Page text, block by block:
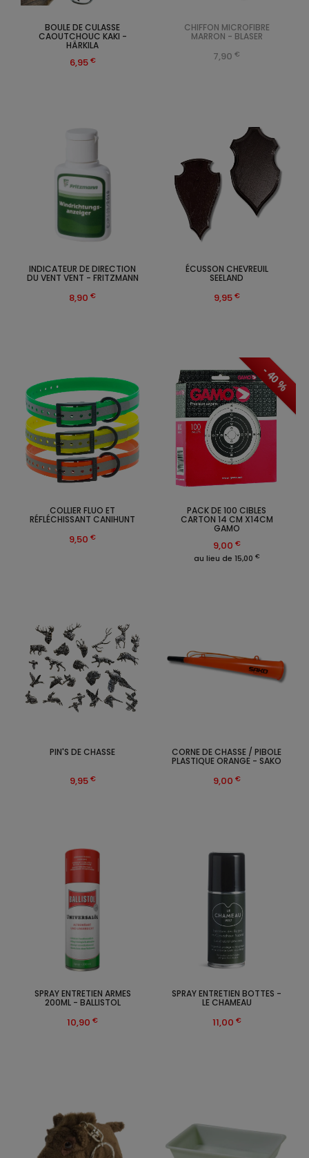
ÉCUSSON CHEVREUIL
SEELAND
9,95 €
COLLIER FLUO ET
RÉFLÉCHISSANT CANIHUNT
9,50 €
- 40 %
PACK DE 100 CIBLES
CARTON 14 CM X14CM
GAMO
9,00 €
au lieu de 15,00 €
PIN'S DE CHASSE
9,95 €
SPRAY ENTRETIEN BOTTES -
LE CHAMEAU
11,00 €
SPRAY ENTRETIEN ARMES
200ML - BALLISTOL
10,90 €
INDICATEUR DE DIRECTION
DU VENT VENT - FRITZMANN
8,90 €
CHIFFON MICROFIBRE
MARRON - BLASER
7,90 €
CORNE DE CHASSE / PIBOLE
PLASTIQUE ORANGE - SAKO
9,00 €
BOULE DE CULASSE
CAOUTCHOUC KAKI -
HÄRKILA
6,95 €